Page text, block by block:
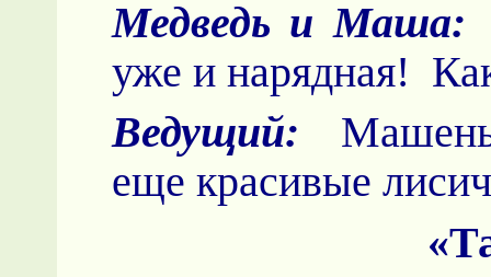
Медведь и Маша:
уже и нарядная!
Ведущий:
еще красивые